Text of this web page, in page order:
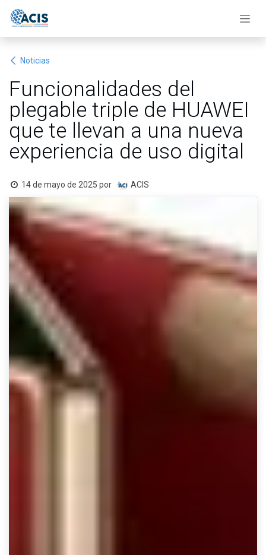
Noticias
Funcionalidades del
plegable triple de HUAWEI
que te llevan a una nueva
experiencia de uso digital
14 de mayo de 2025 por ACIS